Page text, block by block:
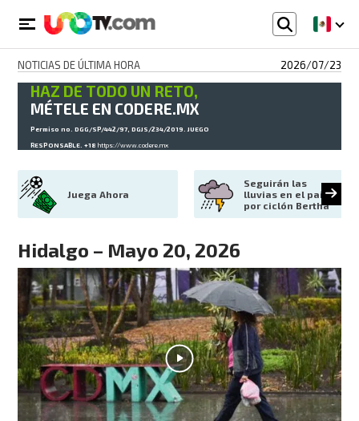
NOTICIAS DE ÚLTIMA HORA 2026/07/23
HAZ DE TODO UN RETO,
MÉTELE EN CODERE.MX
Permiso no. DGG/SP/442/97, DGJS/234/2019. JUEGO
RESPONSABLE. +18https://www.codere.mx
Juega Ahora
Seguirán las
lluvias en el país
por ciclón Bertha
Hidalgo – Mayo 20, 2026